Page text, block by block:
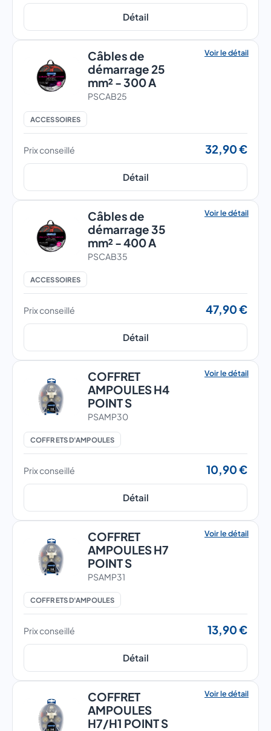
Détail
Câbles de
démarrage 25
mm² - 300 A
Voir le détail
PSCAB25
ACCESSOIRES
Prix conseillé 32,90 €
Détail
Câbles de
démarrage 35
mm² - 400 A
Voir le détail
PSCAB35
ACCESSOIRES
Prix conseillé 47,90 €
Détail
COFFRET
AMPOULES H4
POINT S
Voir le détail
PSAMP30
COFFRETS D'AMPOULES
Prix conseillé 10,90 €
Détail
COFFRET
AMPOULES H7
POINT S
Voir le détail
PSAMP31
COFFRETS D'AMPOULES
Prix conseillé 13,90 €
Détail
COFFRET
AMPOULES
H7/H1 POINT S
Voir le détail